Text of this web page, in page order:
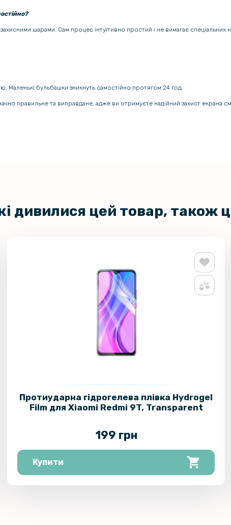
камеру
шарами. Сам процес інтуїтивно простий і не вимагає
Маленькі бульбашки зникнуть самостійно протягом 24 год.
правильне та виправдане, адже ви отримуєте надійний захист
дивилися цей товар, також
Протиударна гідрогелева плівка Hydrogel
Film для Xiaomi Redmi 9T, Transparent
199 грн
Купити